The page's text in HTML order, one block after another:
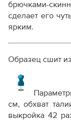
брючками-
сделает его
ярким.
Образец сшит
см, обхват
выкройка 42